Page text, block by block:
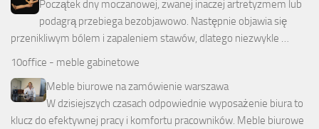
Początek dny moczanowej, zwanej inaczej artretyzmem lub
podagrą przebiega bezobjawowo. Następnie objawia się
przenikliwym bólem i zapaleniem stawów, dlatego niezwykle …
10office - meble gabinetowe
Meble biurowe na zamówienie warszawa
W dzisiejszych czasach odpowiednie wyposażenie biura to
klucz do efektywnej pracy i komfortu pracowników. Meble biurowe